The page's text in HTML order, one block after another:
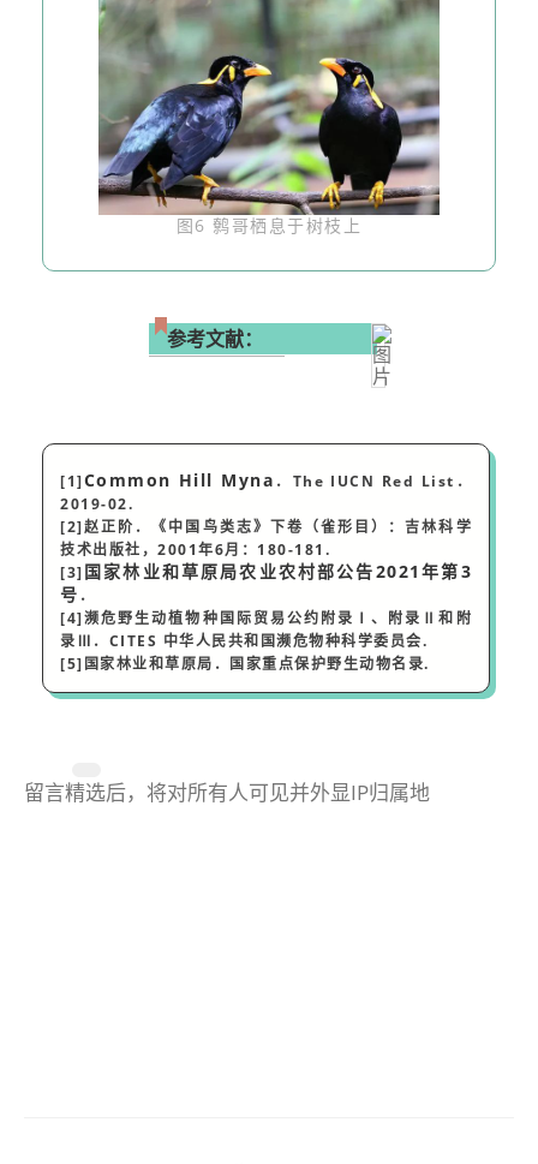
图6 鹩哥栖息于树枝上
参考文献：
[1]Common Hill Myna ．The IUCN Red List．
2019-02.
[2]赵正阶．《中国鸟类志》下卷（雀形目）：吉林科学
技术出版社，2001年6月：180-181.
[3]国家林业和草原局农业农村部公告2021年第3
号 ．
[4]濒危野生动植物种国际贸易公约附录Ⅰ、附录Ⅱ和附
录Ⅲ．CITES 中华人民共和国濒危物种科学委员会.
[5]国家林业和草原局 ．国家重点保护野生动物名录.